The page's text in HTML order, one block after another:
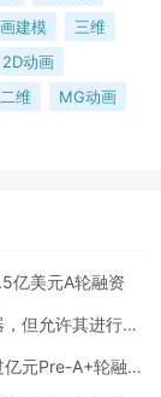
建模
三维
2D动画
二维
MG动画
亿美元A轮融资
许其进行AI投资
元Pre-A+轮融资